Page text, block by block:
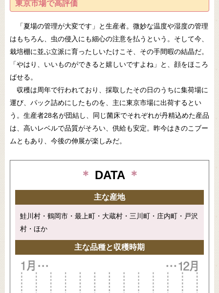
東京市場で高評価
「夏場の管理が大変です」と生産者。微妙な温度や湿度の管理
はもちろん、虫の侵入にも細心の注意を払うという。そして今、
栽培棚に並ぶ立派に育ったしいたけこそ、その手間暇の結晶だ。
「やはり、いいものができると嬉しいですよね」と、顔をほころ
ばせる。
収穫は周年で行われており、採取したその日のうちに集荷場に
運び、パック詰めにしたものを、主に東京市場に出荷するとい
う。生産者28名が団結し、同じ菌床でそれぞれが丹精込めた産品
は、高いレベルで品質がそろい、供給も安定。昨今はきのこブー
ムともあり、今後の伸展が楽しみだ。
＊ DATA ＊
主な産地
鮭川村・鶴岡市・最上町・大蔵村・三川町・庄内町・戸沢
村・ほか
主な品種と収穫時期